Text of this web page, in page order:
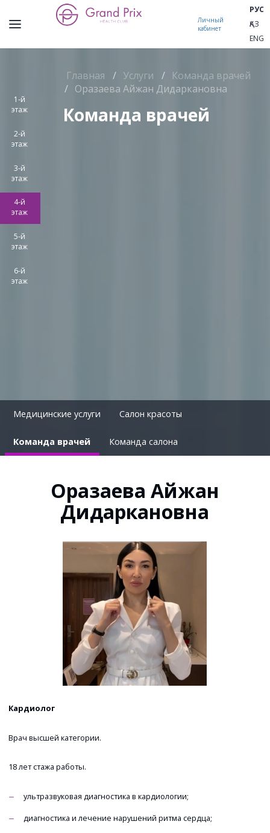
Личный
кабинет
РУС
ҚАЗ
ENG
1-й
этаж
2-й
этаж
3-й
этаж
4-й
этаж
5-й
этаж
6-й
этаж
Главная / Услуги / Команда врачей
/ Оразаева Айжан Дидаркановна
Команда врачей
Медицинские услуги Салон красоты
Команда врачей Команда салона
Оразаева Айжан
Дидаркановна
Кардиолог
Врач высшей категории.
18 лет стажа работы.
ультразвуковая диагностика в кардиологии;
диагностика и лечение нарушений ритма сердца;